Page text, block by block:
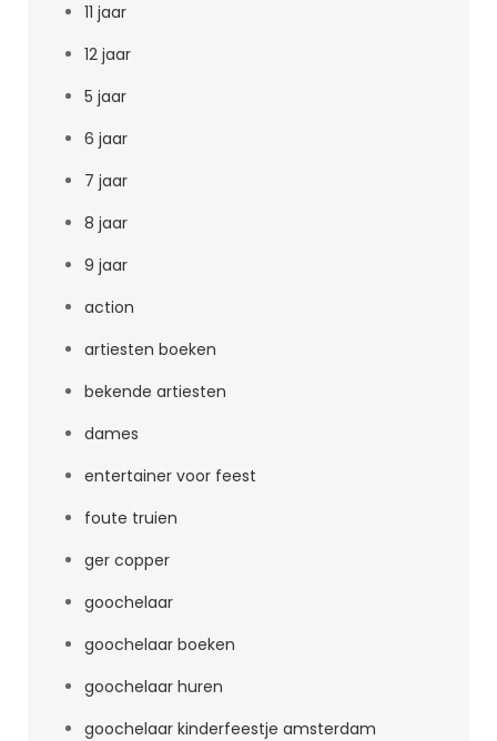
11 jaar
12 jaar
5 jaar
6 jaar
7 jaar
8 jaar
9 jaar
action
artiesten boeken
bekende artiesten
dames
entertainer voor feest
foute truien
ger copper
goochelaar
goochelaar boeken
goochelaar huren
goochelaar kinderfeestje amsterdam